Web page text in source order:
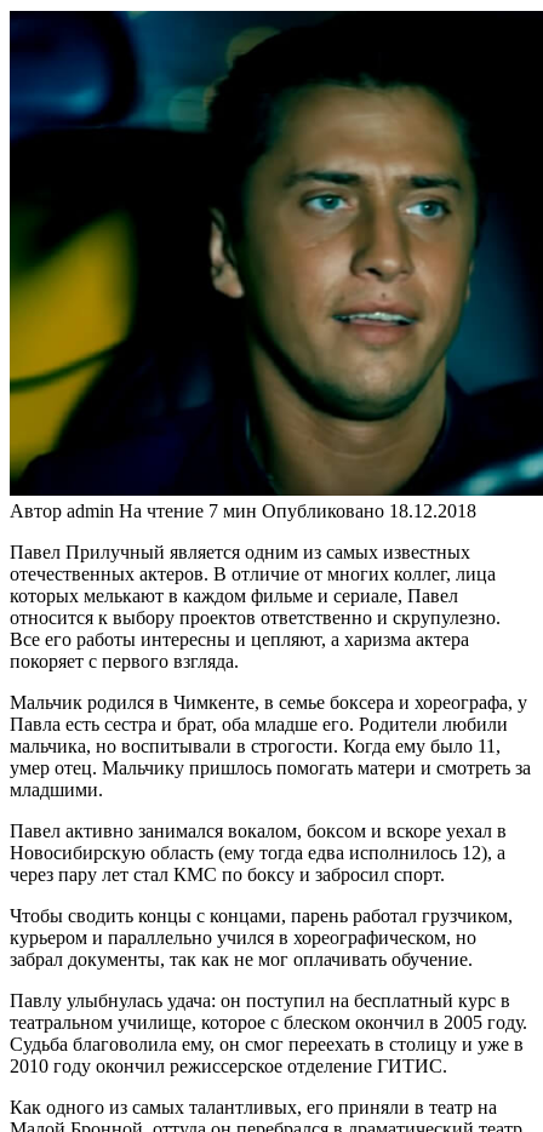
Автор admin На чтение 7 мин Опубликовано 18.12.2018
Павел Прилучный является одним из самых известных
отечественных актеров. В отличие от многих коллег, лица
которых мелькают в каждом фильме и сериале, Павел
относится к выбору проектов ответственно и скрупулезно.
Все его работы интересны и цепляют, а харизма актера
покоряет с первого взгляда.
Мальчик родился в Чимкенте, в семье боксера и хореографа, у
Павла есть сестра и брат, оба младше его. Родители любили
мальчика, но воспитывали в строгости. Когда ему было 11,
умер отец. Мальчику пришлось помогать матери и смотреть за
младшими.
Павел активно занимался вокалом, боксом и вскоре уехал в
Новосибирскую область (ему тогда едва исполнилось 12), а
через пару лет стал КМС по боксу и забросил спорт.
Чтобы сводить концы с концами, парень работал грузчиком,
курьером и параллельно учился в хореографическом, но
забрал документы, так как не мог оплачивать обучение.
Павлу улыбнулась удача: он поступил на бесплатный курс в
театральном училище, которое с блеском окончил в 2005 году.
Судьба благоволила ему, он смог переехать в столицу и уже в
2010 году окончил режиссерское отделение ГИТИС.
Как одного из самых талантливых, его приняли в театр на